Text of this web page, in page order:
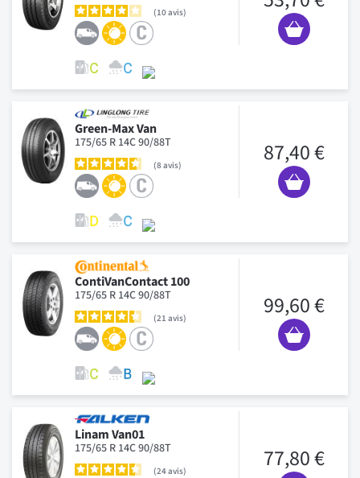
10avis
Green-Max Van
175/65 R 14C 90/88T
8 avis 87,40 €
ContiVanContact 100
175/65 R 14C 90/88T
21 avis 99,60 €
Linam Van01
175/65 R 14C 90/88T
24avis 77,80 €